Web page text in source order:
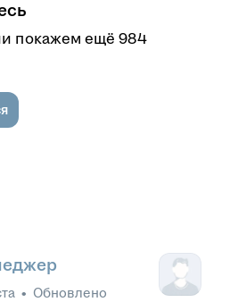
покажем ещё 984
• Обновлено